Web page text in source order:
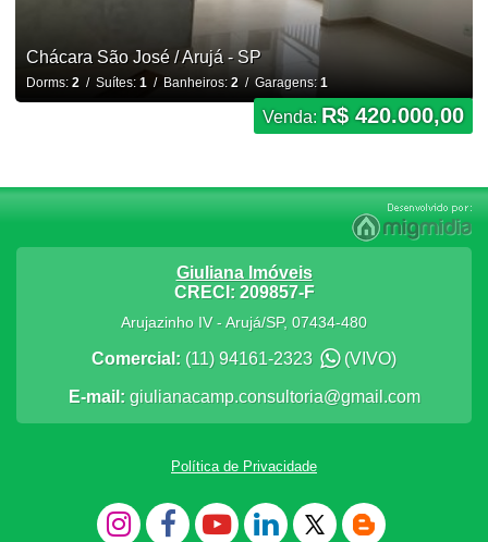
Chácara São José / Arujá - SP
Dorms: 2/ Suítes: 1 / Banheiros: 2/ Garagens: 1
Venda: R$ 420.000,00
Giuliana Imóveis
CRECI: 209857-F
Arujazinho IV-Arujá/SP, 07434-480
Comercial: (11) 94161-2323 (VIVO)
E-mail: giulianacamp.consultoria@gmail.com
Política de Privacidade